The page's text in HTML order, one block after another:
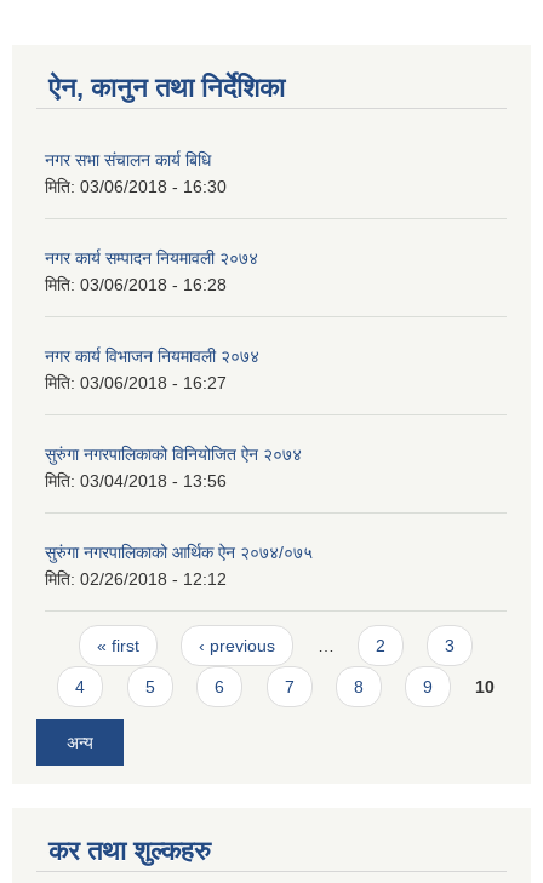
ऐन, कानुन तथा निर्देशिका
नगर सभा संचालन कार्य बिधि
मिति: 03/06/2018 - 16:30
नगर कार्य सम्पादन नियमावली २०७४
मिति: 03/06/2018 - 16:28
नगर कार्य विभाजन नियमावली २०७४
मिति: 03/06/2018 - 16:27
सुरुंगा नगरपालिकाको विनियोजित ऐन २०७४
मिति: 03/04/2018 - 13:56
सुरुंगा नगरपालिकाको आर्थिक ऐन २०७४/०७५
मिति: 02/26/2018 - 12:12
Pages
« first ‹ previous 2 3
4 5 6 7 8 9 10
अन्य
कर तथा शुल्कहरु